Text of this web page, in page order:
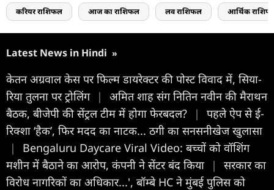
करियर राशिफल आज का राशिफल लव राशिफल आर्थिक
Latest News in Hindi »
केतन अग्रवाल केस पर फिल्म डायरेक्टर की पोस्ट विवाद में, सिया-
रिया तुलना पर ट्रोलिंग |
अमित शाह संग नितिन नवीन की मैराथन
बैठक, बीजेपी की सेंट्रल टीम में होगा फेरबदल?
|
पहले ऐप से ई-
रिक्शा ‘हैक’, फिर मदद का नाटक... ठगी का सनसनीखेज खुलासा
|
Bengaluru Daycare Viral Video: बच्चों को वॉशिंग
मशीन में बैठाने का आरोप, कंपनी ने सेंटर बंद किया
|
सरकार का
विरोध नागरिकों का अधिकार...', बॉम्बे HC ने मुंबई पुलिस को